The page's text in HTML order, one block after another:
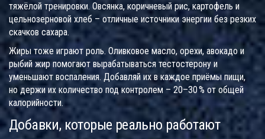
тяжёлой тренировки. Овсянка, коричневый рис, картофель и
цельнозерновой хлеб – отличные источники энергии без резких
скачков сахара.
Жиры тоже играют роль. Оливковое масло, орехи, авокадо и
рыбий жир помогают вырабатываться тестостерону и
уменьшают воспаления. Добавляй их в каждое приёмы пищи,
но держи их количество под контролем – 20–30 % от общей
калорийности.
Добавки, которые реально работают